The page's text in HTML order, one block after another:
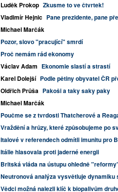
Luděk Prokop Zkusme to ve čtvrtek!
Vladimír Hejnic Pane prezidente, pane
Michael Marčák
Pozor, slovo "pracující" smrdí
Proč nemám rád ekonomy
Václav Adam Ekonomie slastí a strastí
Karel Dolejší Podle pětiny obyvatel ČR
Oldřich Průša Pakoši a taky saky paky
Michael Marčák
Poučme se z tvrdosti Thatcherové a
Vraždění a hrůzy, které způsobujeme po
Italové v referendech odmítli imunitu pro
Itálie hlasovala proti jaderné energii
Britská vláda na ústupu ohledně
Neutronová analýza vysvětluje
Vědci možná nalezli klíč k biopalivům